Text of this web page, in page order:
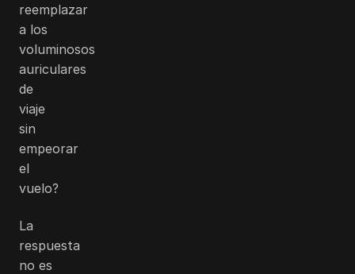
reemplazar
a los
voluminosos
auriculares
de
viaje
sin
empeorar
el
vuelo?
La
respuesta
no es